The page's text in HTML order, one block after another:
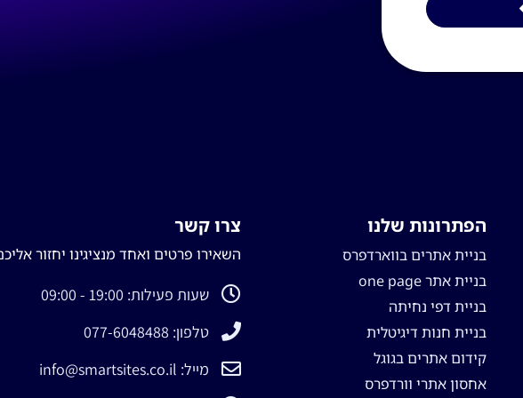
הפתרונות שלנו
בניית אתרים בווארדפרס
בניית אתר one page
בניית דפי נחיתה
בניית חנות דיגיטלית
קידום אתרים בגוגל
אחסון אתרי וורדפרס
צרו קשר
השאירו פרטים ואחד מנציגינו יחזור
שעות פעילות: 19:00 - 09:00
טלפון: 077-6048488
מייל: info@smartsites.co.il